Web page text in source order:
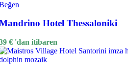
Hotel Thessaloniki
€ 'dan itibaren